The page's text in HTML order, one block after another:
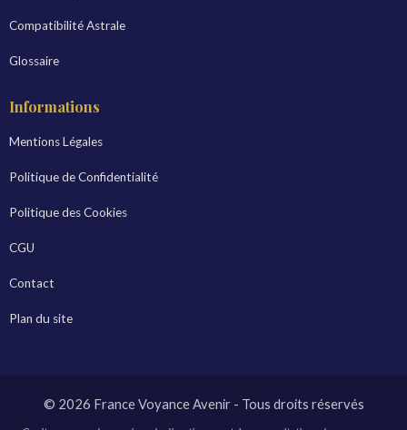
Compatibilité Astrale
Glossaire
Informations
Mentions Légales
Politique de Confidentialité
Politique des Cookies
CGU
Contact
Plan du site
© 2026 France Voyance Avenir - Tous droits réservés